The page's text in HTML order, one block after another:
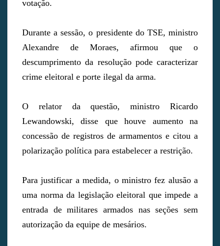
votação.
Durante a sessão, o presidente do TSE, ministro
Alexandre de Moraes, afirmou que o
descumprimento da resolução pode caracterizar
crime eleitoral e porte ilegal da arma.
O relator da questão, ministro Ricardo
Lewandowski, disse que houve aumento na
concessão de registros de armamentos e citou a
polarização política para estabelecer a restrição.
Para justificar a medida, o ministro fez alusão a
uma norma da legislação eleitoral que impede a
entrada de militares armados nas seções sem
autorização da equipe de mesários.